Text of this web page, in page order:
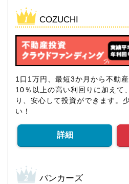
COZUCHI
1口1万円、最短3か月から不動
10％以上の高い利回りに加えて
り、安心して投資ができます。
い！
詳細
バンカーズ